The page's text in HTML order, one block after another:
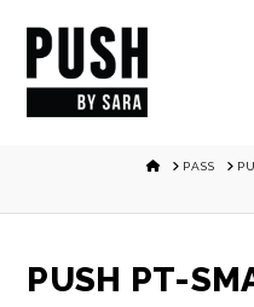
HOMEPASS
PUSH PT-